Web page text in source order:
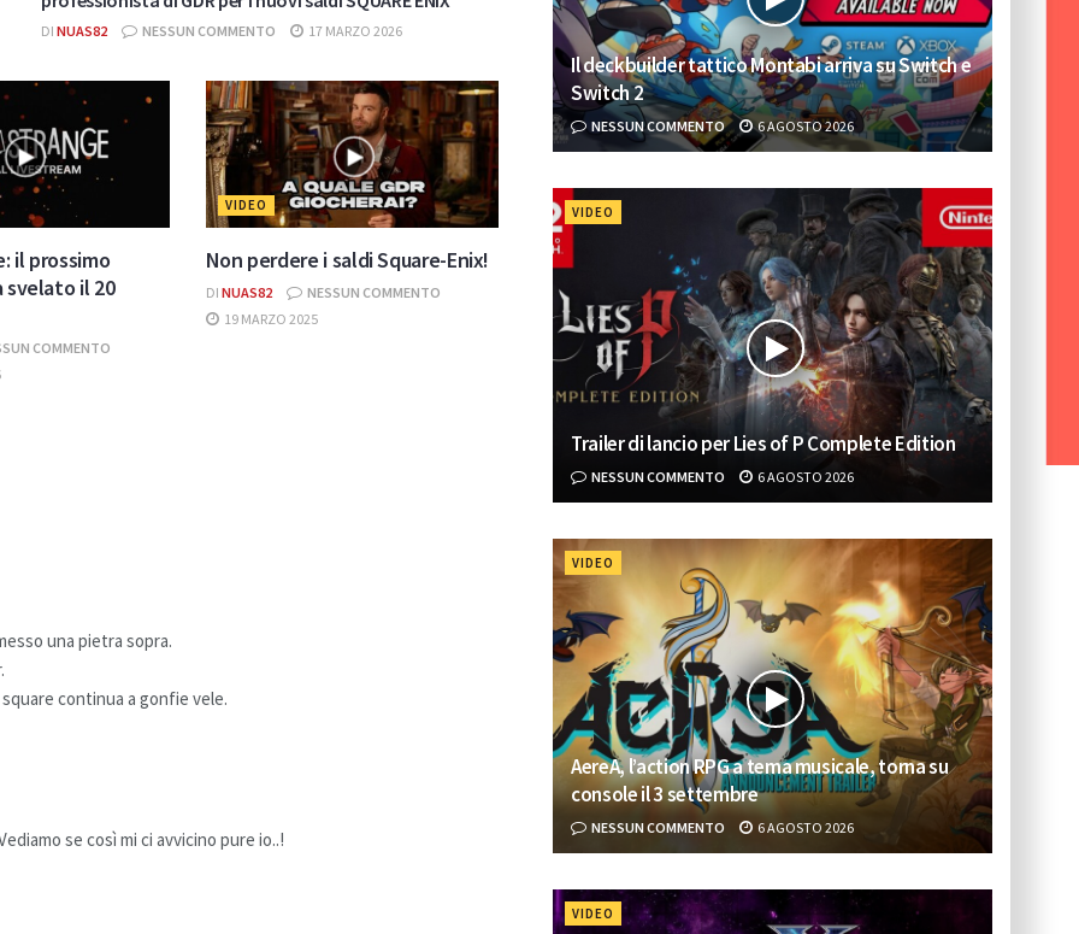
DI NUAS82 NESSUN COMMENTO 17 MARZO 2026
il prossimo
svelato il 20
COMMENTO
VIDEO
Non perdere i saldi Square-Enix!
DI NUAS82
NESSUN COMMENTO
19 MARZO 2025
una pietra sopra.
continua a gonfie vele.
se così mi ci avvicino pure io..!
Il deckbuilder tattico Montabi arriva su Switch e
Switch 2
NESSUN COMMENTO 6 AGOSTO 2026
VIDEO
Trailer di lancio per Lies of P Complete Edition
NESSUN COMMENTO 6 AGOSTO 2026
VIDEO
AereA, l’action RPG a tema musicale, torna su
console il 3 settembre
NESSUN COMMENTO 6 AGOSTO 2026
VIDEO